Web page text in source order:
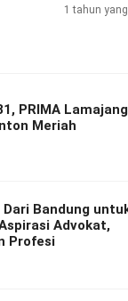
1 tahun
PRIMA Lamajang
Meriah
Dari Bandung
Advokat,
Profesi